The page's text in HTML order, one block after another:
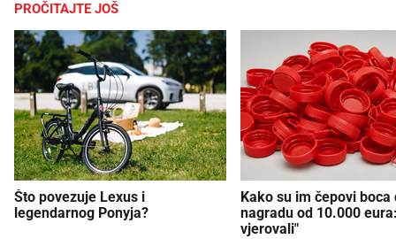
PROČITAJTE JOŠ
Što povezuje Lexus i
legendarnog Ponyja?
Kako su im čepovi boca
nagradu od 10.000
vjerovali"